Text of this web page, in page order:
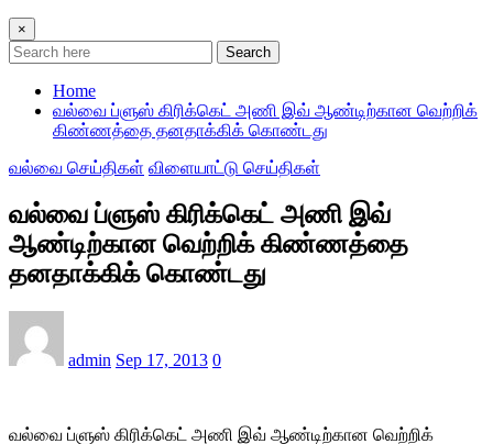
×
Search
Home
வல்வை ப்ளுஸ் கிரிக்கெட் அணி இவ் ஆண்டிற்கான வெற்றிக்
கிண்ணத்தை தனதாக்கிக் கொண்டது
வல்வை செய்திகள் விளையாட்டு செய்திகள்
வல்வை ப்ளுஸ் கிரிக்கெட் அணி இவ்
ஆண்டிற்கான வெற்றிக் கிண்ணத்தை
தனதாக்கிக் கொண்டது
admin Sep 17, 2013 0
வல்வை ப்ளுஸ் கிரிக்கெட் அணி இவ் ஆண்டிற்கான வெற்றிக்